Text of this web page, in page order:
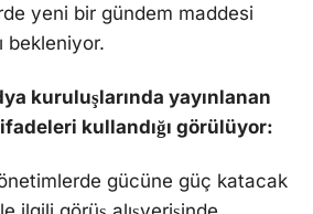
yeni bir gündem maddesi
bekleniyor.
kuruluşlarında yayınlanan
kullandığı görülüyor:
gücüne güç katacak